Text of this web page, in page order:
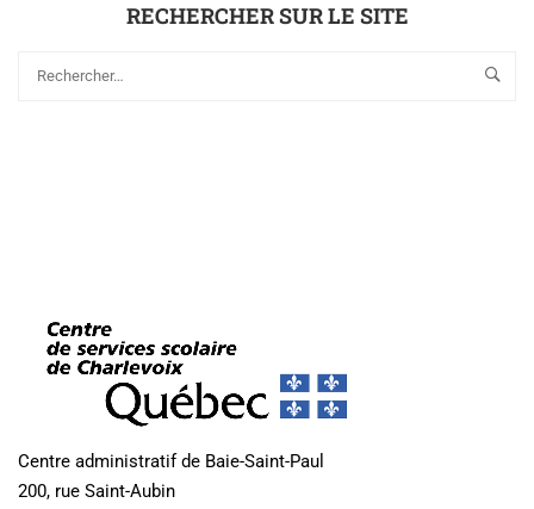
RECHERCHER SUR LE SITE
Centre administratif de Baie-Saint-Paul
200, rue Saint-Aubin